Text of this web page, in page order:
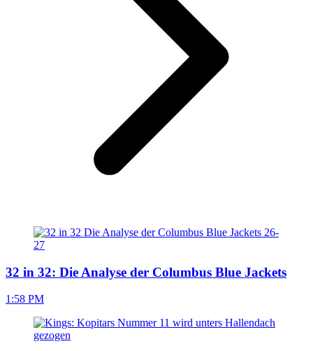
32 in 32: Die Analyse der Columbus Blue Jackets
1:58 PM